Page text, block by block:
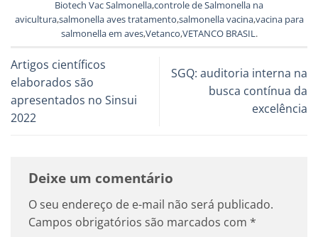
Biotech Vac Salmonella,controle de Salmonella na
avicultura,salmonella aves tratamento,salmonella vacina,vacina para
salmonella em aves,Vetanco,VETANCO BRASIL.
Artigos científicos
elaborados são
apresentados no Sinsui
2022
SGQ: auditoria interna na
busca contínua da
excelência
Deixe um comentário
O seu endereço de e-mail não será publicado.
Campos obrigatórios são marcados com *